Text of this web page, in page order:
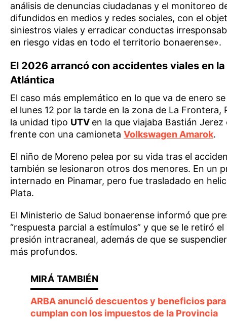
análisis de denuncias ciudadanas y el monitoreo
difundidos en medios y redes sociales, con el
siniestros viales y erradicar conductas
en riesgo vidas en todo el territorio bonaerense».
El 2026 arrancó con accidentes viales en
Atlántica
El caso más emplemático en lo que va de enero
el lunes 12 por la tarde en la zona de La Frontera,
la unidad tipo UTV en la que viajaba Bastián
frente con una camioneta Volkswagen Amarok.
El niño de Moreno pelea por su vida tras el
también se lesionaron otros dos menores. En un
internado en Pinamar, pero fue trasladado en
Plata.
El Ministerio de Salud bonaerense informó que
“respuesta parcial a estímulos” y que se le retiró
presión intracraneal, además de que se
más profundos.
ARBA anunció descuentos y beneficios
cumplan con los impuestos de la Provincia